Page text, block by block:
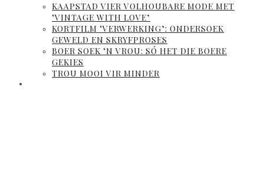
KAAPSTAD VIER VOLHOUBARE MODE MET
‘VINTAGE WITH LOVE’
KORTFILM ‘VERWERKING’: ONDERSOEK
GEWELD EN SKRYFPROSES
BOER SOEK ‘N VROU: SÓ HET DIE BOERE
GEKIES
TROU MOOI VIR MINDER